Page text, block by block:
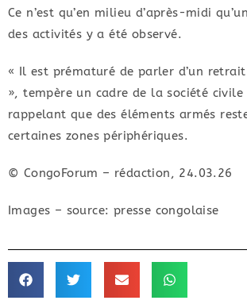
Ce n’est qu’en milieu d’après-midi
des activités y a été observé.
​« Il est prématuré de parler d’un
», tempère un cadre de la société civile
rappelant que des éléments armés
certaines zones périphériques.
© CongoForum – rédaction, 24.03.26
Images – source: presse congolaise